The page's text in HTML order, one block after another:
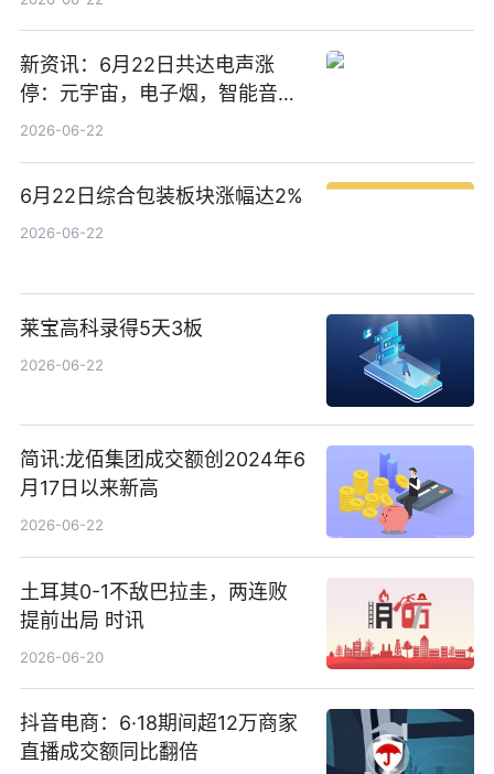
新资讯：6月22日共达电声涨
停：元宇宙，电子烟，智能音箱
概念热股
2026-06-22
6月22日综合包装板块涨幅达2%
2026-06-22
莱宝高科录得5天3板
2026-06-22
简讯:龙佰集团成交额创2024年6
月17日以来新高
2026-06-22
土耳其0-1不敌巴拉圭，两连败
提前出局 时讯
2026-06-20
抖音电商：6·18期间超12万商家
直播成交额同比翻倍